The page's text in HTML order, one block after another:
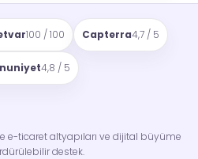
100 / 100 Capterra4,7 / 5
4,8 / 5
e-ticaret altyapıları ve dijital büyüme
destek.